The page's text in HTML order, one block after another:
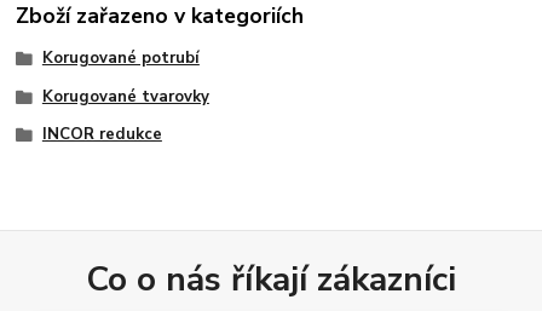
Zboží zařazeno v kategoriích
Korugované potrubí
Korugované tvarovky
INCOR redukce
Co o nás říkají zákazníci